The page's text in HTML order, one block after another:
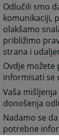
Odlučili smo
komunikaciji,
olakšamo
približimo
strana i
Ovdje možete
informisati se
Vaša
donošenja
Nadamo se
potrebne